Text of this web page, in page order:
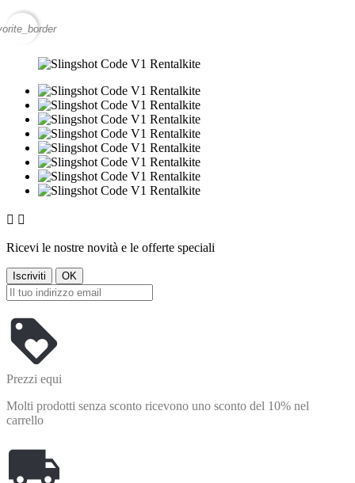
 
Ricevi le nostre novità e le offerte speciali
Prezzi equi
Molti prodotti senza sconto ricevono uno sconto del 10% nel
carrello